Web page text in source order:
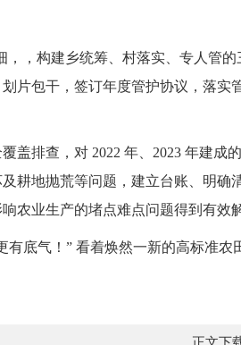
，构建乡统筹、村落实、专人管的
片包干，签订年度管护协议，落实
排查，对 2022 年、2023 年建成
耕地抛荒等问题，建立台账、明确
农业生产的堵点难点问题得到有效
底气！” 看着焕然一新的高标准农